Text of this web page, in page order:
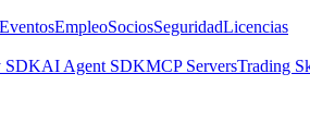
EventosEmpleoSociosSeguridadLicencias
SDKAI Agent SDKMCP ServersTrading